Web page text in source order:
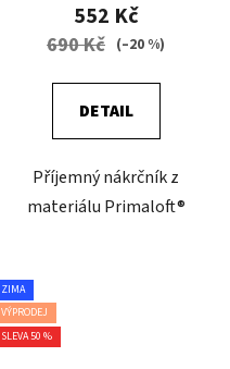
552 Kč
690 Kč (–20 %)
DETAIL
Příjemný nákrčník z
materiálu Primaloft®
ZIMA
VÝPRODEJ
SLEVA 50 %